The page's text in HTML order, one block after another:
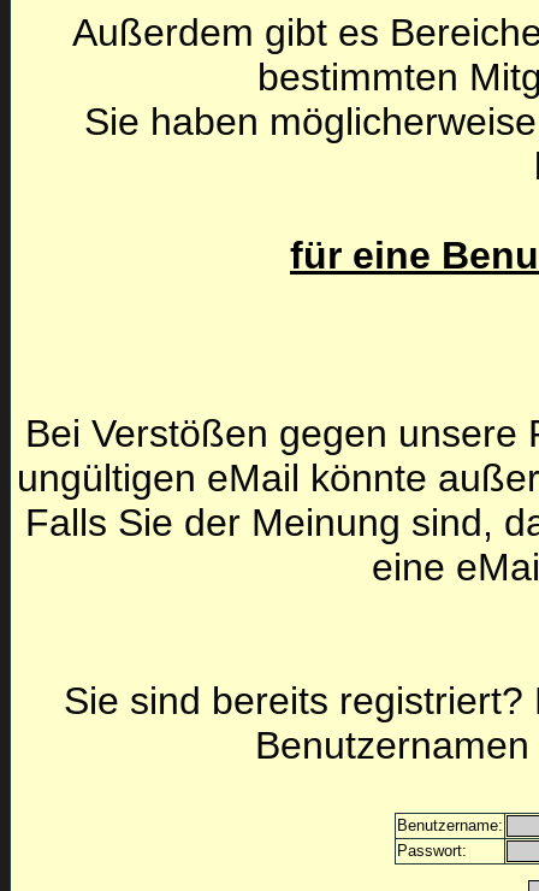
Außerdem gibt es
bestimmten
Sie haben
für eine
Bei Verstößen gegen unsere
ungültigen eMail könnte
Falls Sie der Meinung sind,
eine
Sie sind bereits
Benutzername:
Passwort: